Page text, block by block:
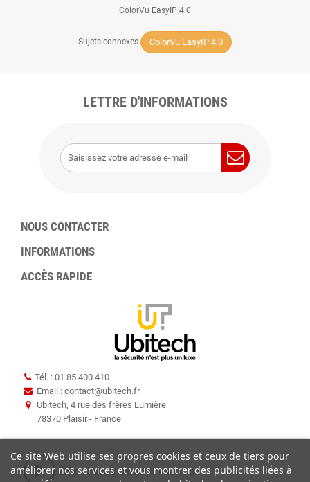
ColorVu EasyIP 4.0
Sujets connexes ColorVu EasyIP 4.0
LETTRE D'INFORMATIONS
NOUS CONTACTER
INFORMATIONS
ACCÈS RAPIDE
Tél. : 01 85 400 410
Email : contact@ubitech.fr
Ubitech, 4 rue des frères Lumière
78370 Plaisir - France
Ce site Web utilise ses propres cookies et ceux de tiers pour
améliorer nos services et vous montrer des publicités liées à